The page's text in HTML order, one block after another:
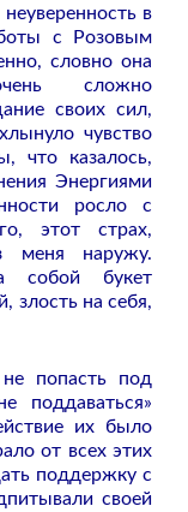
в
с Розовым
словно она
сложно
своих сил,
чувство
что казалось,
Энергиями
росло с
этот страх,
меня наружу.
собой букет
злость на себя,
попасть под
поддаваться»
их было
от всех этих
поддержку с
своей